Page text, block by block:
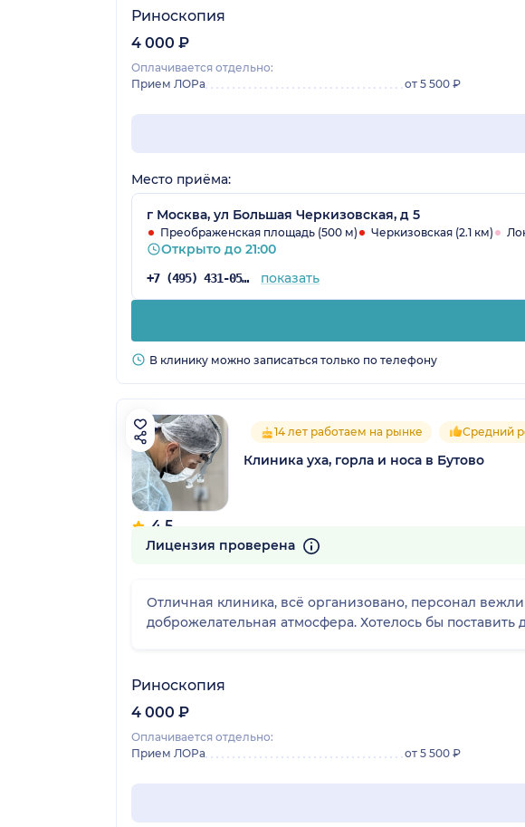
Риноскопия
4 000 ₽
Оплачивается отдельно:
Прием ЛОРа
от 5 500 ₽
Место приёма:
г Москва, ул Большая Черкизовская, д 5
Преображенская площадь (500 м) Черкизовская (2.1 км)
Открыто до 21:00
+7 (495) 431-05-68 показать
В клинику можно записаться только по телефону
4.5
27 отзывов
14 лет работаем на рынке Средний
Клиника уха, горла и носа в Бутово
Лицензия проверена
Отличная клиника, всё организовано, персонал
доброжелательная атмосфера. Хотелось бы поставить
Риноскопия
4 000 ₽
Оплачивается отдельно:
Прием ЛОРа
от 5 500 ₽